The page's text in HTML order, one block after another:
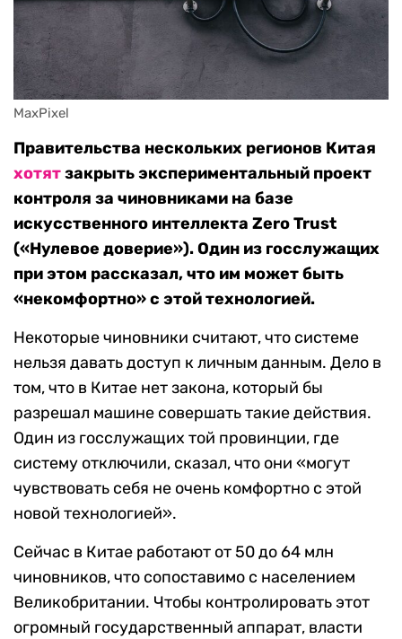
MaxPixel
Правительства нескольких регионов Китая
хотятзакрыть экспериментальный проект
контроля за чиновниками на базе
искусственного интеллекта Zero Trust
(«Нулевое доверие»). Один из госслужащих
при этом рассказал, что им может быть
«некомфортно» с этой технологией.
Некоторые чиновники считают, что системе
нельзя давать доступ к личным данным. Дело в
том, что в Китае нет закона, который бы
разрешал машине совершать такие действия.
Один из госслужащих той провинции, где
систему отключили, сказал, что они «могут
чувствовать себя не очень комфортно с этой
новой технологией».
Сейчас в Китае работают от 50 до 64 млн
чиновников, что сопоставимо с населением
Великобритании. Чтобы контролировать этот
огромный государственный аппарат, власти